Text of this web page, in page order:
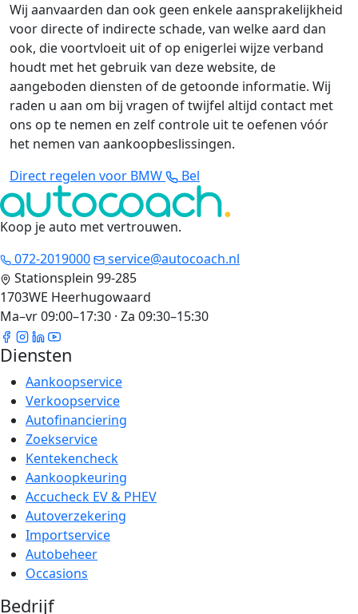
Wij aanvaarden dan ook geen enkele aansprakelijkheid
voor directe of indirecte schade, van welke aard dan
ook, die voortvloeit uit of op enigerlei wijze verband
houdt met het gebruik van deze website, de
aangeboden diensten of de getoonde informatie. Wij
raden u aan om bij vragen of twijfel altijd contact met
ons op te nemen en zelf controle uit te oefenen vóór
het nemen van aankoopbeslissingen.
Direct regelen voor BMW
Bel
Koop je auto met vertrouwen.
072-2019000
service@autocoach.nl
Stationsplein 99-285
1703WE Heerhugowaard
Ma–vr 09:00–17:30 · Za 09:30–15:30
Diensten
Aankoopservice
Verkoopservice
Autofinanciering
Zoekservice
Kentekencheck
Aankoopkeuring
Accucheck EV & PHEV
Autoverzekering
Importservice
Autobeheer
Occasions
Bedrijf